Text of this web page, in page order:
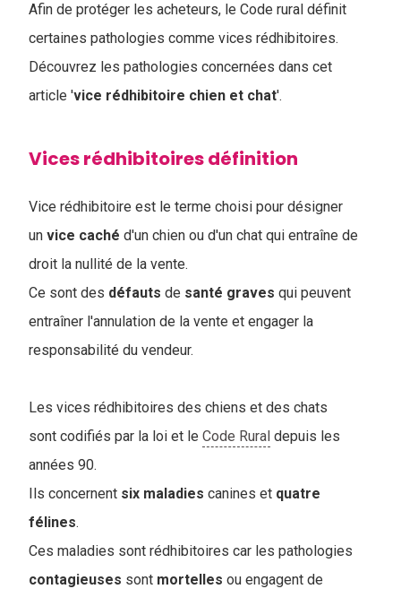
Afin de protéger les acheteurs, le Code rural définit
certaines pathologies comme vices rédhibitoires.
Découvrez les pathologies concernées dans cet
article 'vice rédhibitoire chien et chat'.
Vices rédhibitoires définition
Vice rédhibitoire est le terme choisi pour désigner
un vice caché d'un chien ou d'un chat qui entraîne de
droit la nullité de la vente.
Ce sont des défauts de santé graves qui peuvent
entraîner l'annulation de la vente et engager la
responsabilité du vendeur.
Les vices rédhibitoires des chiens et des chats
sont codifiés par la loi et le Code Rural depuis les
années 90.
Ils concernent six maladies canines et quatre
félines.
Ces maladies sont rédhibitoires car les pathologies
contagieuses sont mortelles ou engagent de